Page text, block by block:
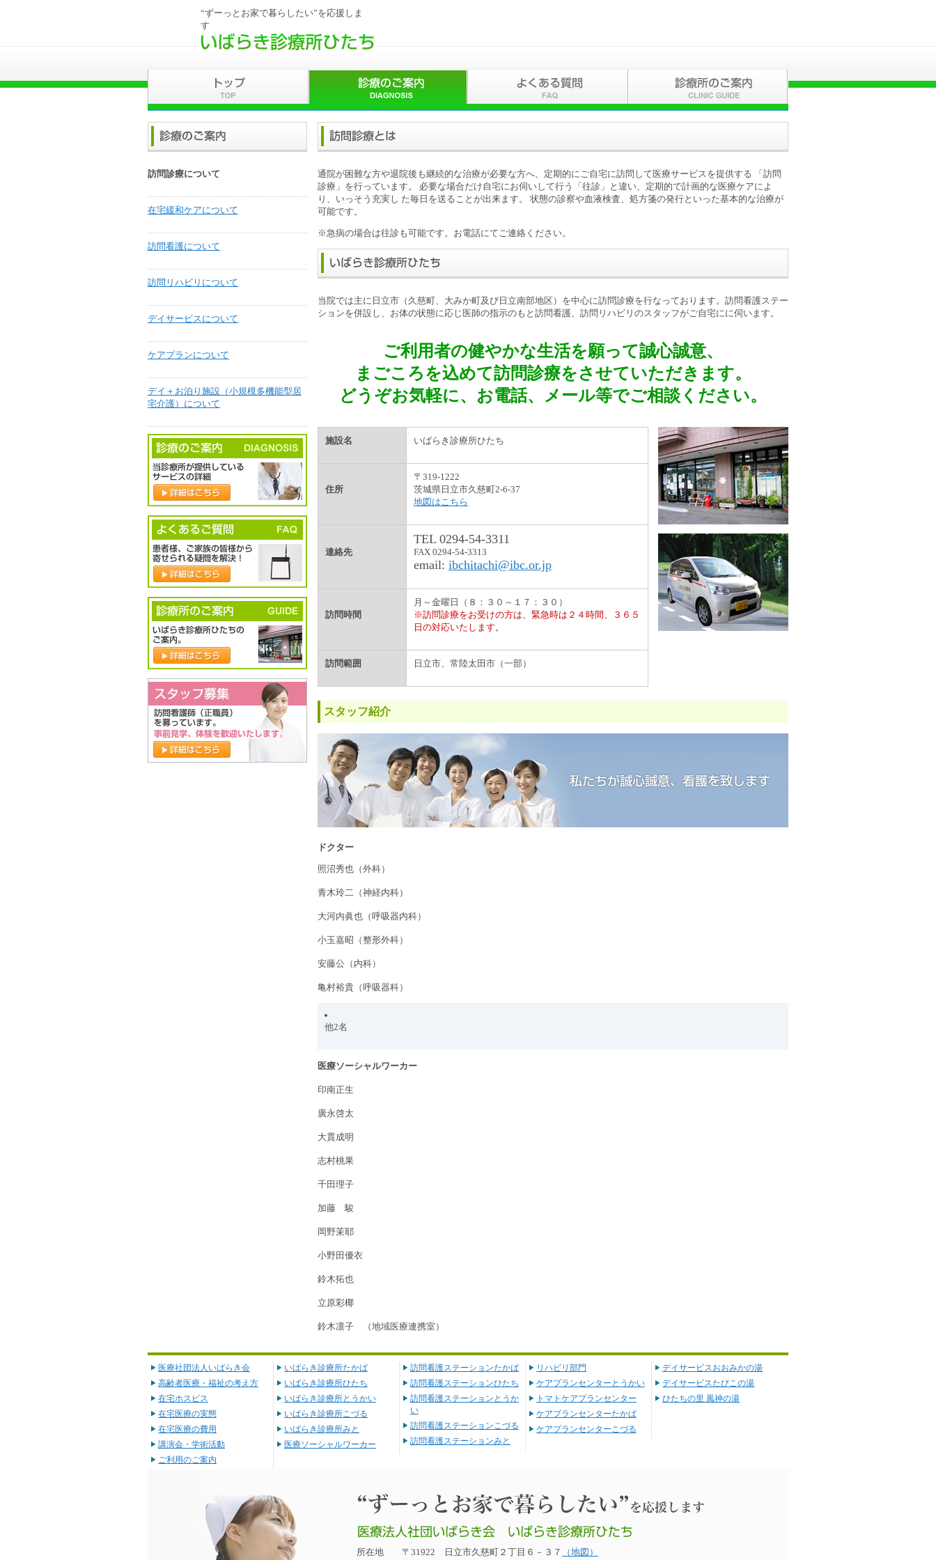
“ずーっとお家で暮らしたい”を応援しま
す
訪問診療について
在宅緩和ケアについて
訪問看護について
訪問リハビリについて
デイサービスについて
ケアプランについて
デイ＋お泊り施設（小規模多機能型居
宅介護）について
通院が困難な方や退院後も継続的な治療が必要な方へ、定期的にご自宅に訪問して医療サービスを提供する 「訪問
診療」を行っています。 必要な場合だけ自宅にお伺いして行う「往診」と違い、定期的で計画的な医療ケアによ
り、いっそう充実し た毎日を送ることが出来ます。 状態の診察や血液検査、処方箋の発行といった基本的な治療が
可能です。
※急病の場合は往診も可能です。お電話にてご連絡ください。
当院では主に日立市（久慈町、大みか町及び日立南部地区）を中心に訪問診療を行なっております。訪問看護ステー
ションを併設し、お体の状態に応じ医師の指示のもと訪問看護、訪問リハビリのスタッフがご自宅にに伺います。
ご利用者の健やかな生活を願って誠心誠意、
まごころを込めて訪問診療をさせていただきます。
どうぞお気軽に、お電話、メール等でご相談ください。
施設名 いばらき診療所ひたち
住所
〒319-1222
茨城県日立市久慈町2-6-37
地図はこちら
連絡先
TEL 0294-54-3311
FAX 0294-54-3313
email: ibchitachi@ibc.or.jp
訪問時間
月～金曜日（８：３０～１７：３０）
※訪問診療をお受けの方は、緊急時は２４時間、３６５
日の対応いたします。
訪問範囲 日立市、常陸太田市（一部）
スタッフ紹介
ドクター
照沼秀也（外科）
青木玲二（神経内科）
大河内眞也（呼吸器内科）
小玉嘉昭（整形外科）
安藤公（内科）
亀村裕貴（呼吸器科）
他2名
医療ソーシャルワーカー
印南正生
廣永啓太
大貫成明
志村桃果
千田理子
加藤 駿
岡野茉耶
小野田優衣
鈴木拓也
立原彩椰
鈴木凛子 （地域医療連携室）
医療社団法人いばらき会
高齢者医療・福祉の考え方
在宅ホスピス
在宅医療の実態
在宅医療の費用
講演会・学術活動
ご利用のご案内
いばらき診療所たかば
いばらき診療所ひたち
いばらき診療所とうかい
いばらき診療所こづる
いばらき診療所みと
医療ソーシャルワーカー
訪問看護ステーションたかば
訪問看護ステーションひたち
訪問看護ステーションとうか
い
訪問看護ステーションこづる
訪問看護ステーションみと
リハビリ部門
ケアプランセンターとうかい
トマトケアプランセンター
ケアプランセンターたかば
ケアプランセンターこづる
デイサービスおおみかの湯
デイサービスたびこの湯
ひたちの里 風神の湯
所在地 〒31922 日立市久慈町２丁目６－３７
（地図）